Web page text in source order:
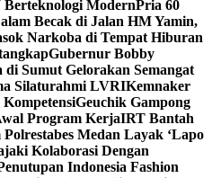
ModernPria 60
Becak di Jalan HM Yamin,
Narkoba di Tempat Hiburan
Gubernur Bobby
Sumut Gelorakan Semangat
Silaturahmi LVRIKemnaker
Geuchik Gampong
Program KerjaIRT Bantah
Medan Layak ‘Lapo
Kolaborasi Dengan
Indonesia Fashion